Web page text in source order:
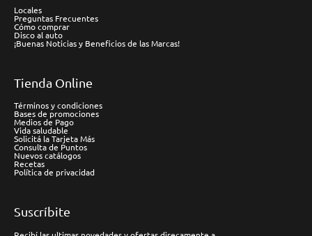
Locales
Preguntas Frecuentes
Cómo comprar
Disco al auto
¡Buenas Noticias y Beneficios de las Marcas!
Tienda Online
Términos y condiciones
Bases de promociones
Medios de Pago
Vida saludable
Solicitá la Tarjeta Más
Consulta de Puntos
Nuevos catálogos
Recetas
Política de privacidad
Suscríbite